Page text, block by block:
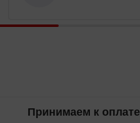
Принимаем к оплате